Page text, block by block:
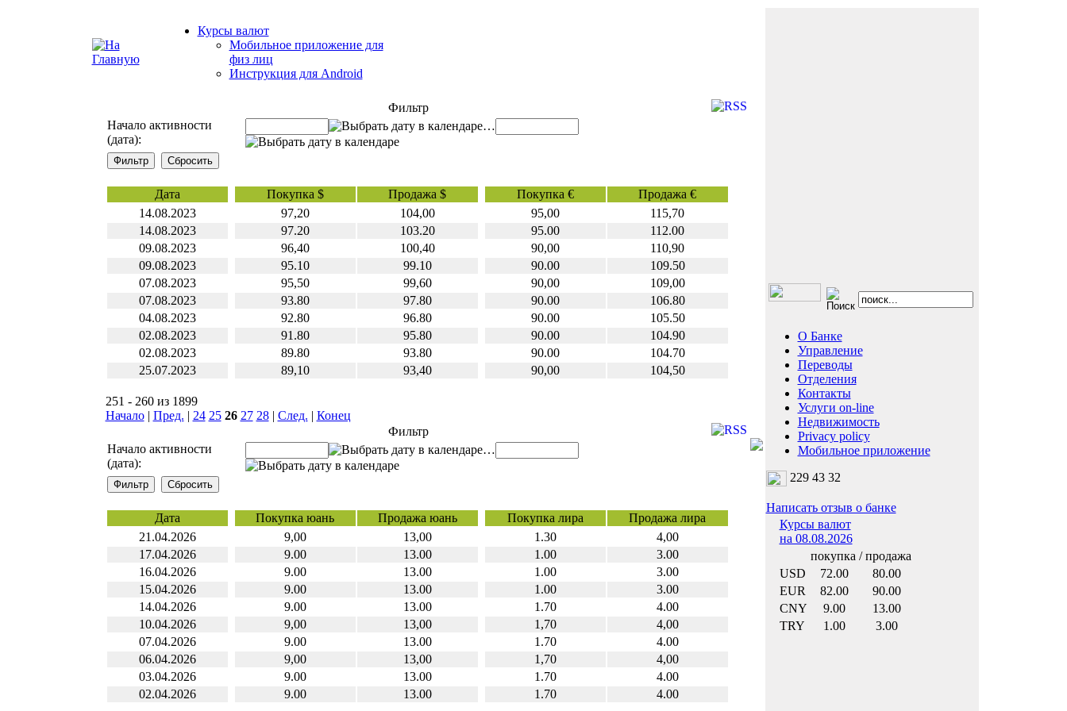
Курсы валют
Мобильное приложение для
физ лиц
Инструкция для Android
О Банке
Управление
Переводы
Отделения
Контакты
Услуги on-line
Недвижимость
Privacy policy
Мобильное приложение
229 43 32
Написать отзыв о банке
Курсы валют
на 08.08.2026
покупка / продажа
USD
72.00
80.00
EUR
82.00
90.00
CNY
9.00
13.00
TRY
1.00 3.00
Фильтр
Начало активности
(дата):
…
Дата Покупка $ Продажа $ Покупка €
Продажа €
14.08.2023
97,20 104,00 95,00
115,70
14.08.2023
97.20 103.20 95.00
112.00
09.08.2023
96,40 100,40 90,00
110,90
09.08.2023
95.10 99.10 90.00
109.50
07.08.2023
95,50 99,60 90,00
109,00
07.08.2023
93.80 97.80 90.00
106.80
04.08.2023
92.80 96.80 90.00
105.50
02.08.2023
91.80 95.80 90.00
104.90
02.08.2023
89.80 93.80 90.00
104.70
25.07.2023
89,10 93,40 90,00 104,50
251 - 260 из 1899
Начало| Пред. | 24 25 26 27 28| След. | Конец
Фильтр
Начало активности
(дата):
…
Дата Покупка юань Продажа юань Покупка лира
Продажа лира
21.04.2026
9,00 13,00 1.30
4,00
17.04.2026
9.00 13.00 1.00
3.00
16.04.2026
9.00 13.00 1.00
3.00
15.04.2026
9.00 13.00 1.00
3.00
14.04.2026
9.00 13.00 1.70
4.00
10.04.2026
9,00 13,00 1,70
4,00
07.04.2026
9.00 13.00 1.70
4.00
06.04.2026
9,00 13,00 1,70
4,00
03.04.2026
9.00 13.00 1.70
4.00
02.04.2026
9.00 13.00 1.70 4.00